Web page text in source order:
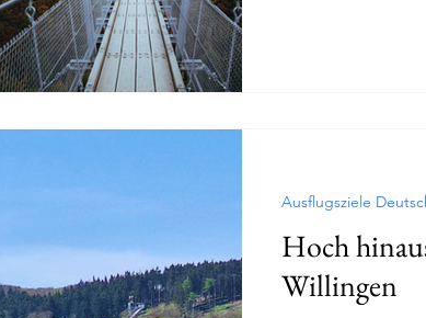
Hoch
Willingen
Ausflugsziele